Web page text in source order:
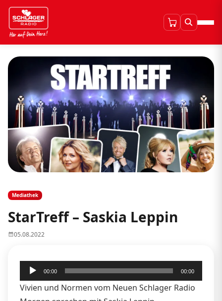
Mediathek
StarTreff – Saskia Leppin
05.08.2022
Audio-
Player
00:00 00:00
Vivien und Normen vom Neuen Schlager Radio